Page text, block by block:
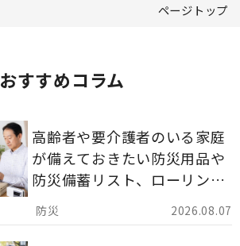
ページトップ
おすすめコラム
2026.08.07
高齢者や要介護者のいる家庭
が備えておきたい防災用品や
防災備蓄リスト、ローリング
ストックのポイントについて
解説します。